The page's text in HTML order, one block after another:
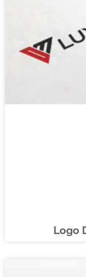
Logo